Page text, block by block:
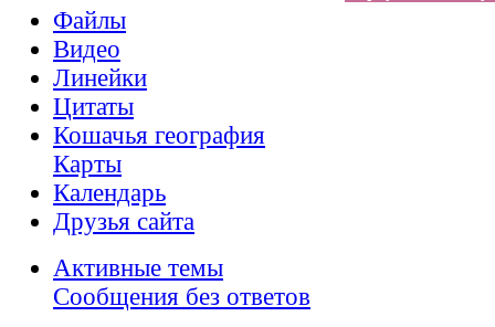
Файлы
Видео
Линейки
Цитаты
Кошачья география
Карты
Календарь
Друзья сайта
Активные темы
Сообщения без ответов